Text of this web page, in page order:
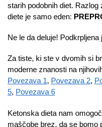
starih podobnih diet.
diete je samo eden:
Ne le da deluje!
Za tiste, ki ste v dvomih si
moderne znanosti na
Povezava 1, Povezava 2,
5, Povezava 6
Ketonska dieta nam
maščobe brez, da se bomo